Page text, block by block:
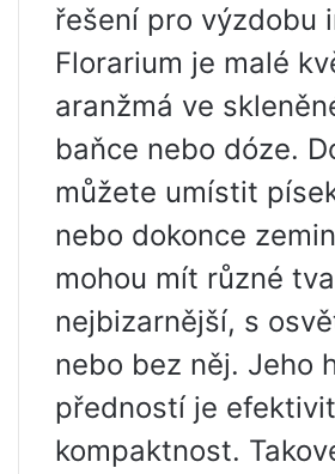
řešení pro výzdobu
Florarium je malé
aranžmá ve
baňce nebo dóze.
můžete umístit
nebo dokonce
mohou mít různé
nejbizarnější, s
nebo bez něj. Jeho
předností je
kompaktnost.